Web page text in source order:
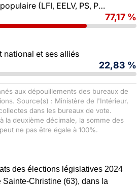
(LFI, EELV, PS, PCF)
77,17 %
national et ses alliés
22,83 %
aux dépouillements des bureaux de
Source(s) : Ministère de l'Intérieur,
dans les bureaux de vote.
la deuxième décimale, la somme des
ne pas être égale à 100%.
des élections législatives 2024
Christine (63), dans la